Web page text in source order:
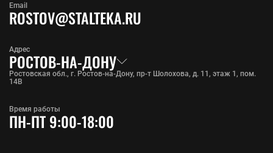
Адрес
РОСТОВ-НА-ДОНУ
Ростовская обл., г. Ростов-на-Дону, пр-т Шолохова, д. 11, этаж 1, пом.
14В
Email
ROSTOV@STALTEKA.RU
Время работы
ПН-ПТ 9:00-18:00